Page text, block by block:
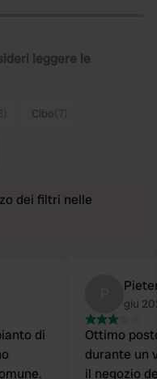
leggere le
Cibo
dei filtri nelle
di
giu
Ottimo
durante un
il negozio